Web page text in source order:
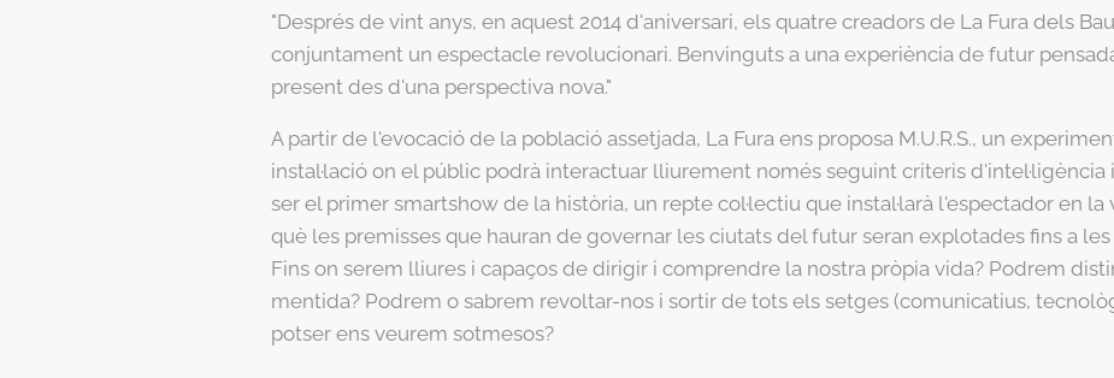
"Després de vint anys, en aquest 2014 d'aniversari, els quatre creadors de La Fura dels
conjuntament un espectacle revolucionari. Benvinguts a una experiència de futur
present des d'una perspectiva nova."
A partir de l'evocació de la població assetjada, La Fura ens proposa M.U.R.S., un
instal·lació on el públic podrà interactuar lliurement només seguint criteris d'intel·ligència i
ser el primer smartshow de la història, un repte col·lectiu que instal·larà l'espectador en
què les premisses que hauran de governar les ciutats del futur seran explotades fins a
Fins on serem lliures i capaços de dirigir i comprendre la nostra pròpia vida? Podrem
mentida? Podrem o sabrem revoltar-nos i sortir de tots els setges (comunicatius,
potser ens veurem sotmesos?